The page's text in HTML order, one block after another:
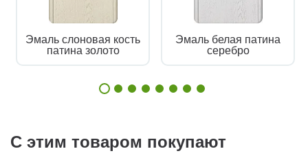
Эмаль слоновая кость
патина золото
Эмаль белая патина
серебро
С этим товаром покупают